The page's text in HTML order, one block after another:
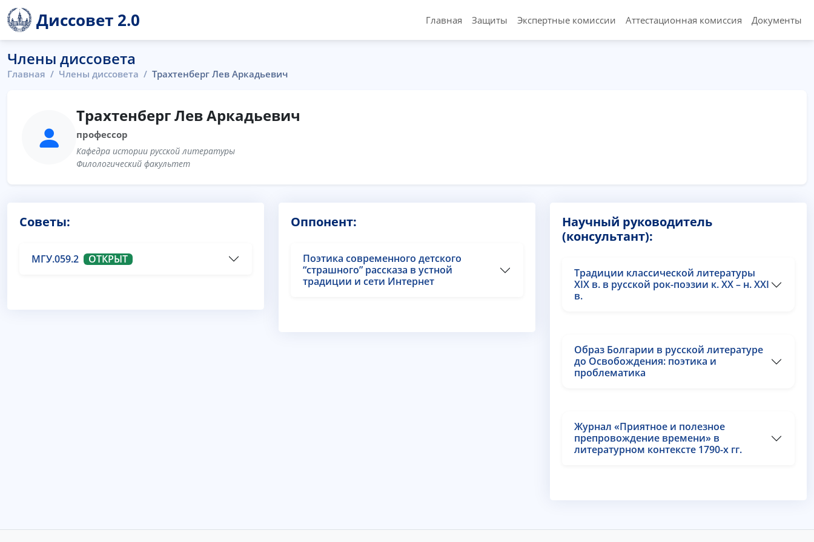
Диссовет 2.0 Главная Защиты Экспертные комиссии Аттестационная комиссия Документы
Члены диссовета
Главная Члены диссовета Трахтенберг Лев Аркадьевич
Трахтенберг Лев Аркадьевич
профессор
Кафедра истории русской литературы
Филологический факультет
Советы:
МГУ.059.2 ОТКРЫТ
Оппонент:
Поэтика современного детского
“страшного” рассказа в устной
традиции и сети Интернет
Научный руководитель
(консультант):
Традиции классической литературы
XIX в. в русской рок-поэзии к. XX – н. XXI
в.
Образ Болгарии в русской литературе
до Освобождения: поэтика и
проблематика
Журнал «Приятное и полезное
препровождение времени» в
литературном контексте 1790-х гг.